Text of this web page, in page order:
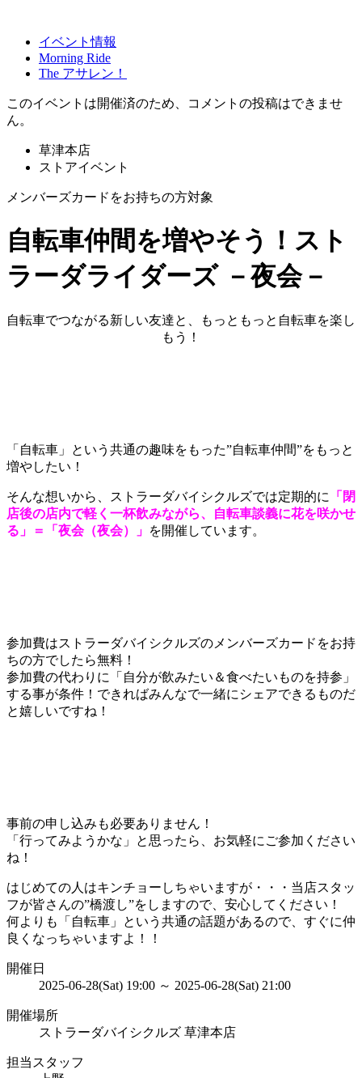
イベント情報
Morning Ride
The アサレン！
このイベントは開催済のため、コメントの投稿はできませ
ん。
草津本店
ストアイベント
メンバーズカードをお持ちの方対象
自転車仲間を増やそう！スト
ラーダライダーズ －夜会－
自転車でつながる新しい友達と、もっともっと自転車を楽し
もう！
「自転車」という共通の趣味をもった”自転車仲間”をもっと
増やしたい！
そんな想いから、ストラーダバイシクルズでは定期的に
「閉
店後の店内で軽く一杯飲みながら、自転車談義に花を咲かせ
る」＝「夜会（夜会）」 を開催しています。
参加費はストラーダバイシクルズのメンバーズカードをお持
ちの方でしたら無料！
参加費の代わりに「自分が飲みたい＆食べたいものを持参」
する事が条件！できればみんなで一緒にシェアできるものだ
と嬉しいですね！
事前の申し込みも必要ありません！
「行ってみようかな」と思ったら、お気軽にご参加ください
ね！
はじめての人はキンチョーしちゃいますが・・・当店スタッ
フが皆さんの”橋渡し”をしますので、安心してください！
何よりも「自転車」という共通の話題があるので、すぐに仲
良くなっちゃいますよ！！
開催日
2025-06-28(Sat) 19:00 ～ 2025-06-28(Sat) 21:00
開催場所
ストラーダバイシクルズ 草津本店
担当スタッフ